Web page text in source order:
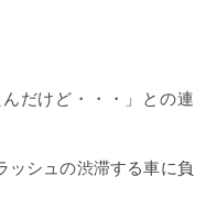
だけど・・・」との連
ッシュの渋滞する車に負